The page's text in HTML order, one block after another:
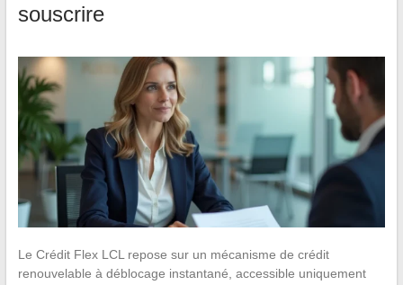
souscrire
Le Crédit Flex LCL repose sur un mécanisme de crédit
renouvelable à déblocage instantané, accessible uniquement